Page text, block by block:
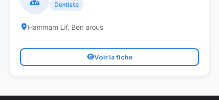
Dentiste
Hammam Lif, Ben arous
Voir la fiche